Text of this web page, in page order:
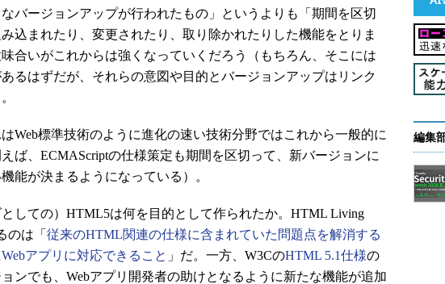
バージョンアップが行われたもの」というよりも「期間を区切
込まれたり、変更されたり、取り除かれたりした機能をとりま
合いがこれからは強くなっていくだろう（もちろん、そこには
るはずだが、それらの意図や目的とバージョンアップはリンク
Web標準技術のように進化の速い技術分野ではこれから一般的に
ば、ECMAScriptの仕様策定も期間を区切って、新バージョンに
能が決まるようになっている）。
しての）HTML5は何を目的として作られたか。HTML Living
のは「 従来のHTML関連の仕様に含まれていた問題点を解消する
アプリに対応できること 」だ。一方、W3CのHTML 5.1仕様の
ンでも、Webアプリ開発者の助けとなるように新たな機能が追加
編集